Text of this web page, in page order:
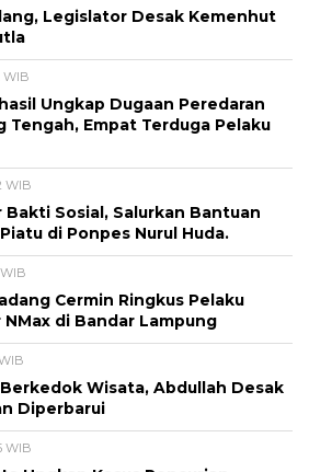
Legislator Desak Kemenhut
WIB
Ungkap Dugaan Peredaran
Tengah, Empat Terduga Pelaku
WIB
Bakti Sosial, Salurkan Bantuan
di Ponpes Nurul Huda.
Cermin Ringkus Pelaku
di Bandar Lampung
Wisata, Abdullah Desak
Diperbarui
WIB